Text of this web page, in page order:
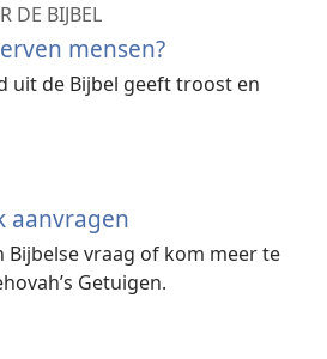
DE BIJBEL
mensen?
uit de Bijbel geeft troost en
aanvragen
Bijbelse vraag of kom meer te
Getuigen.